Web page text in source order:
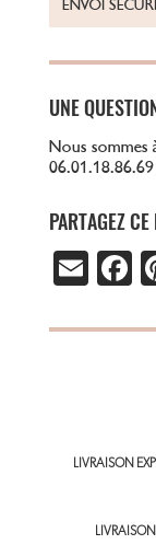
ENVOI
UNE
Nous sommes
PARTAGEZ
E
ail b
LIVRAISON